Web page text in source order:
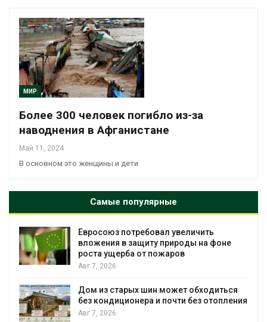
МИР
Более 300 человек погибло из-за
наводнения в Афганистане
Май 11, 2024
В основном это женщины и дети
Самые популярные
Евросоюз потребовал увеличить
вложения в защиту природы на фоне
роста ущерба от пожаров
Авг 7, 2026
Дом из старых шин может обходиться
без кондиционера и почти без отопления
Авг 7, 2026